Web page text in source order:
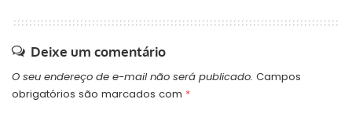
Deixe um comentário
O seu endereço de e-mail não será publicado. Campos
obrigatórios são marcados com *